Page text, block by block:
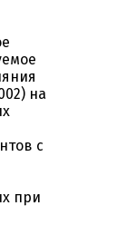
на
с
при